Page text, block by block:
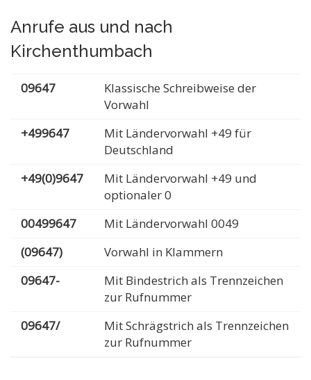
Anrufe aus und nach
Kirchenthumbach
09647
Klassische Schreibweise der
Vorwahl
+499647
Mit Ländervorwahl +49 für
Deutschland
+49(0)9647
Mit Ländervorwahl +49 und
optionaler 0
00499647
Mit Ländervorwahl 0049
(09647)
Vorwahl in Klammern
09647-
Mit Bindestrich als Trennzeichen
zur Rufnummer
09647/
Mit Schrägstrich als Trennzeichen
zur Rufnummer